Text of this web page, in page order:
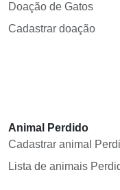
Doação de Gatos
Cadastrar doação
Animal Perdido
Cadastrar animal
Lista de animais